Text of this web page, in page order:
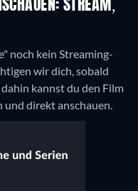
STREAM,
noch kein Streaming-
wir dich, sobald
kannst du den Film
direkt anschauen.